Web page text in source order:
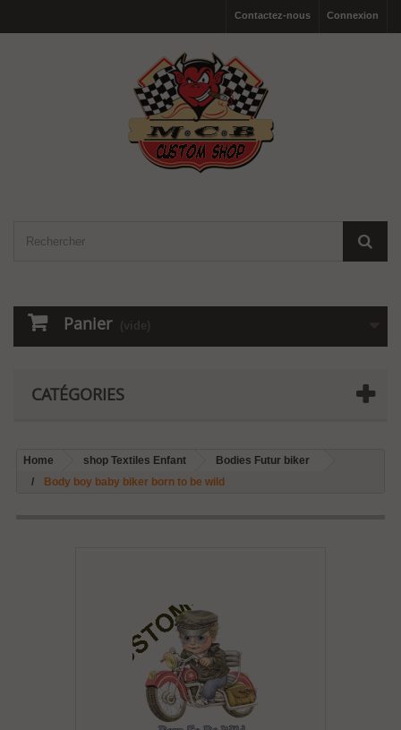
Connexion
Contactez-nous
Panier (vide)
CATÉGORIES
Home shop Textiles Enfant
Bodies Futur biker
Body boy baby biker born to be wild